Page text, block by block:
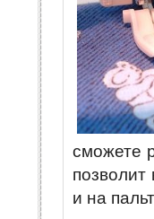
сможете
позволит
и на